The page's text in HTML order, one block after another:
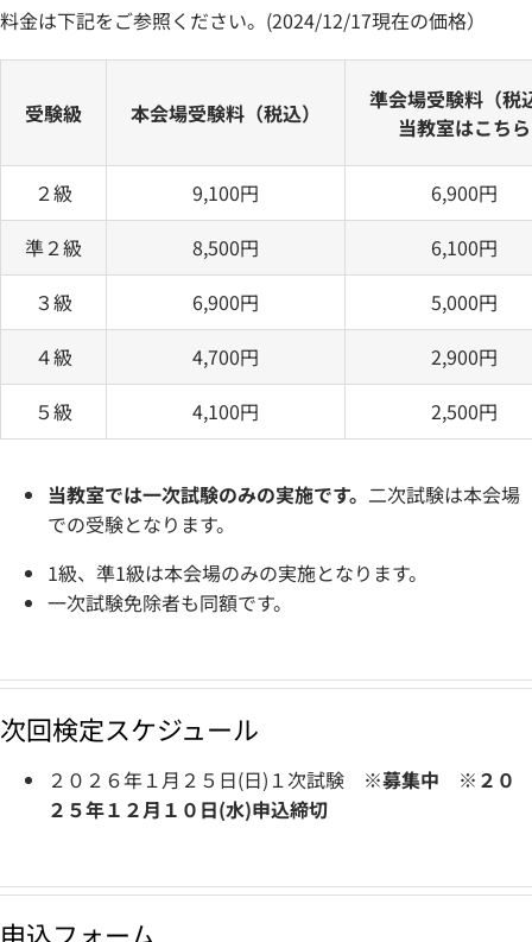
料金は下記をご参照ください。(2024/12/17現在の価格）
受験級 本会場受験料（税込）
準会場受験料（税
当教室はこちら
２級 9,100円
6,900円
準２級
8,500円
6,100円
３級
6,900円
5,000円
４級
4,700円
2,900円
５級
4,100円 2,500円
当教室では一次試験のみの実施です。 二次試験は本会場
での受験となります。
1級、準1級は本会場のみの実施となります。
一次試験免除者も同額です。
次回検定スケジュール
２０２６年１月２５日(日)１次試験 ※募集中 ※２０
２５年１２月１０日(水)申込締切
申込フォーム